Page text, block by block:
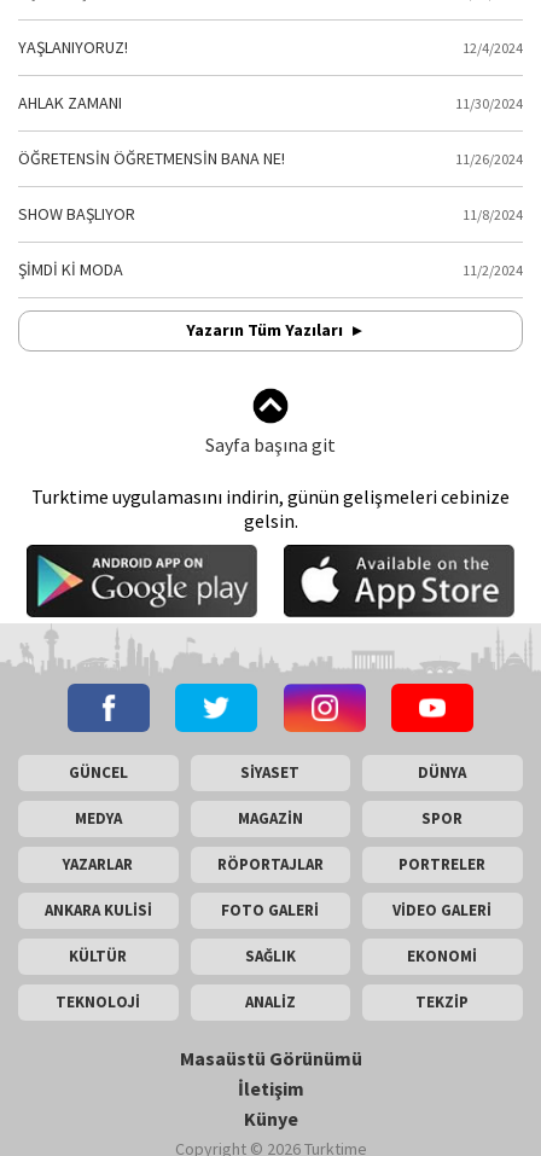
YAŞLANIYORUZ! 12/4/2024
AHLAK ZAMANI 11/30/2024
ÖĞRETENSİN ÖĞRETMENSİN BANA NE! 11/26/2024
SHOW BAŞLIYOR 11/8/2024
ŞİMDİ Kİ MODA 11/2/2024
Yazarın Tüm Yazıları
Sayfa başına git
Turktime uygulamasını indirin, günün gelişmeleri cebinize
gelsin.
GÜNCEL SİYASET DÜNYA
MEDYA MAGAZİN SPOR
YAZARLAR RÖPORTAJLAR PORTRELER
ANKARA KULİSİ FOTO GALERİ VİDEO GALERİ
KÜLTÜR SAĞLIK EKONOMİ
TEKNOLOJİ ANALİZ TEKZİP
Masaüstü Görünümü
İletişim
Künye
Copyright © 2026 Turktime